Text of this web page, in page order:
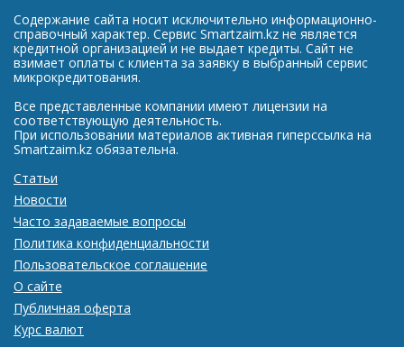
Содержание сайта носит исключительно информационно-
справочный характер. Сервис Smartzaim.kz не является
кредитной организацией и не выдает кредиты. Сайт не
взимает оплаты с клиента за заявку в выбранный сервис
микрокредитования.
Все представленные компании имеют лицензии на
соответствующую деятельность.
При использовании материалов активная гиперссылка на
Smartzaim.kz обязательна.
Статьи
Новости
Часто задаваемые вопросы
Политика конфиденциальности
Пользовательское соглашение
О сайте
Публичная оферта
Курс валют